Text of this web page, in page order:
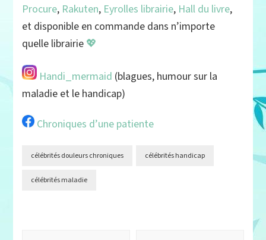
Procure, Rakuten, Eyrolles librairie, Hall du livre,
et disponible en commande dans n’importe
quelle librairie 💖
Handi_mermaid (blagues, humour sur la
maladie et le handicap)
Chroniques d’une patiente
célébrités douleurs chroniques célébrités handicap
célébrités maladie